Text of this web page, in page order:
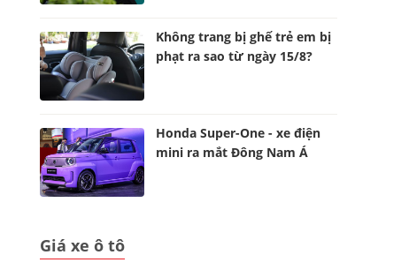
Không trang bị ghế trẻ em bị
phạt ra sao từ ngày 15/8?
Honda Super-One - xe điện
mini ra mắt Đông Nam Á
Giá xe ô tô